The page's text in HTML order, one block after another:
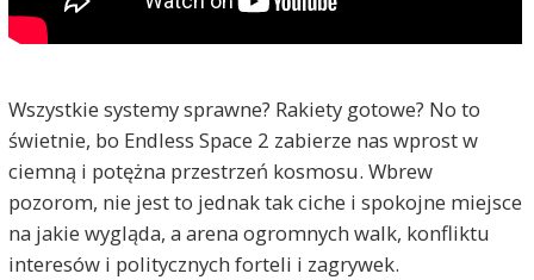
Wszystkie systemy sprawne? Rakiety gotowe? No to
świetnie, bo Endless Space 2 zabierze nas wprost w
ciemną i potężna przestrzeń kosmosu. Wbrew
pozorom, nie jest to jednak tak ciche i spokojne miejsce
na jakie wygląda, a arena ogromnych walk, konfliktu
interesów i politycznych forteli i zagrywek.